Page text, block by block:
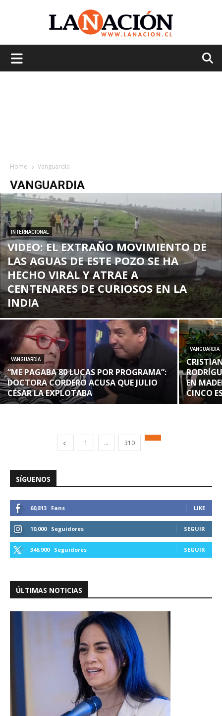
Home Vanguardia
VANGUARDIA
INTERNACIONAL
VIDEO: EL EXTRAÑO MOVIMIENTO DE
LAS AGUAS DE ESTE POZO SE HA
HECHO VIRAL Y ATRAE A
CENTENARES DE CURIOSOS EN LA
INDIA
VANGUARDIA
“ME PAGABA 80 LUCAS POR PROGRAMA”:
DOCTORA CORDERO ACUSA QUE JULIO
CÉSAR LA EXPLOTABA
VANGUARDIA
EN
CINCO
1 … 310
SÍGUENOS
60,813 Fans LIKE
10,000 Seguidores SEGUIR
346,900 Seguidores SEGUIR
ÚLTIMAS NOTICIAS